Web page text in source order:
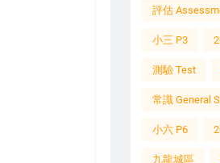
評估
小三 P3
測驗 Test
常識 General
小六 P6
九龍城區